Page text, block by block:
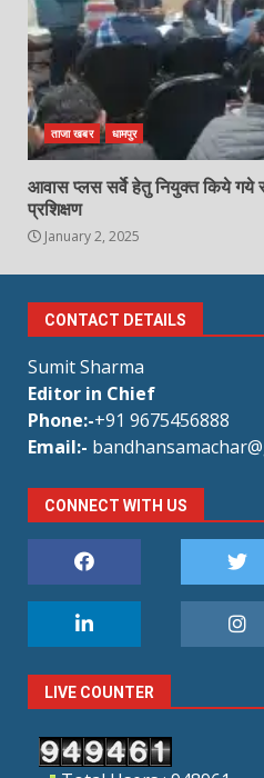
ताजा खबर धामपुर
आवास प्लस सर्वे हेतु नियुक्त किये गये
प्रशिक्षण
January 2, 2025
CONTACT DETAILS
Sumit Sharma
Editor in Chief
Phone:-+91 9675456888
Email:-
CONNECT WITH US
LIVE COUNTER